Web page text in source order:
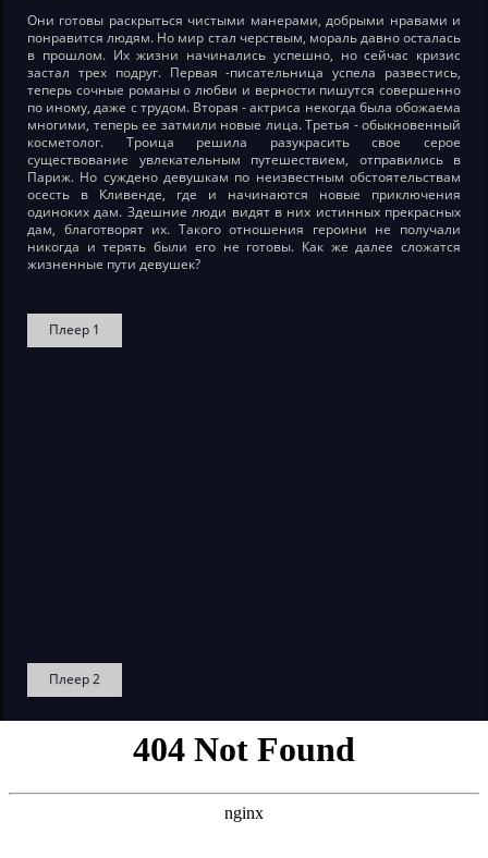
Они готовы раскрыться чистыми манерами, добрыми нравами и
понравится людям. Но мир стал черствым, мораль давно осталась
в прошлом. Их жизни начинались успешно, но сейчас кризис
застал трех подруг. Первая -писательница успела развестись,
теперь сочные романы о любви и верности пишутся совершенно
по иному, даже с трудом. Вторая - актриса некогда была обожаема
многими, теперь ее затмили новые лица. Третья - обыкновенный
косметолог. Троица решила разукрасить свое серое
существование увлекательным путешествием, отправились в
Париж. Но суждено девушкам по неизвестным обстоятельствам
осесть в Кливенде, где и начинаются новые приключения
одиноких дам. Здешние люди видят в них истинных прекрасных
дам, благотворят их. Такого отношения героини не получали
никогда и терять были его не готовы. Как же далее сложатся
жизненные пути девушек?
Плеер 1
Плеер 2